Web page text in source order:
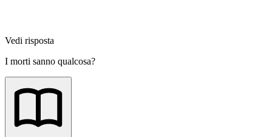
Vedi risposta
I morti sanno qualcosa?